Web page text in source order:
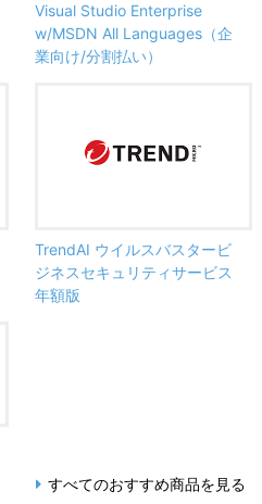
Visual Studio Enterprise
w/MSDN All Languages（企
業向け/分割払い）
TrendAI ウイルスバスタービ
ジネスセキュリティサービス
年額版
すべてのおすすめ商品を見る